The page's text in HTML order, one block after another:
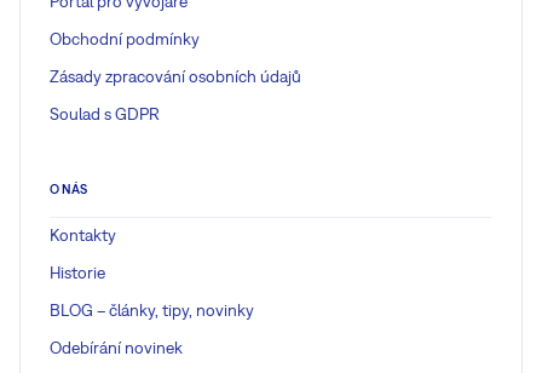
Obchodní podmínky
Zásady zpracování osobních údajů
Soulad s GDPR
O NÁS
Kontakty
Historie
BLOG – články, tipy, novinky
Odebírání novinek